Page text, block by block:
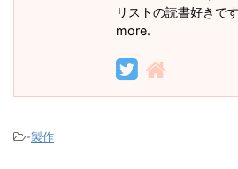
リストの読書好きで
more.
-製作